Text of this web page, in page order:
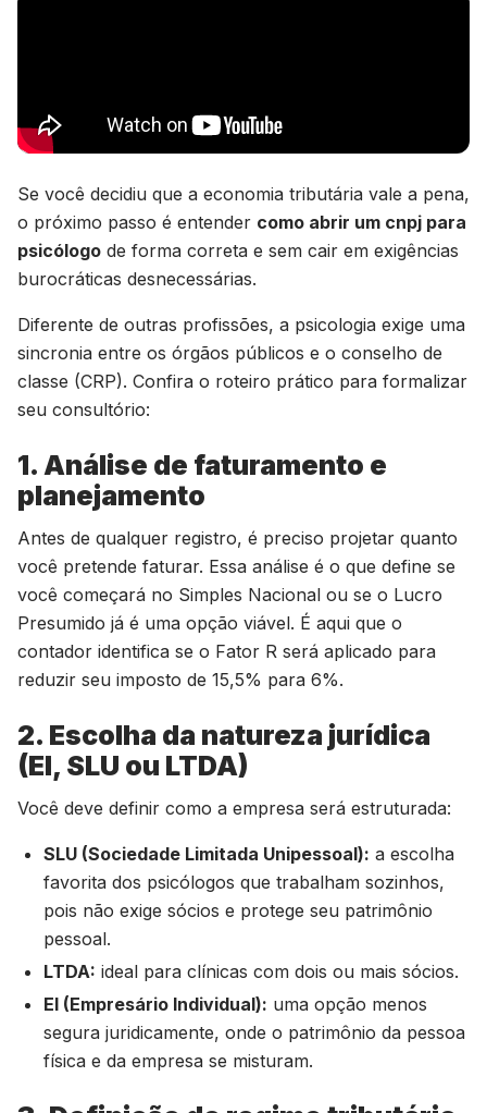
Se você decidiu que a economia tributária vale a pena,
o próximo passo é entender como abrir um cnpj para
psicólogo de forma correta e sem cair em exigências
burocráticas desnecessárias.
Diferente de outras profissões, a psicologia exige uma
sincronia entre os órgãos públicos e o conselho de
classe (CRP). Confira o roteiro prático para formalizar
seu consultório:
1. Análise de faturamento e
planejamento
Antes de qualquer registro, é preciso projetar quanto
você pretende faturar. Essa análise é o que define se
você começará no Simples Nacional ou se o Lucro
Presumido já é uma opção viável. É aqui que o
contador identifica se o Fator R será aplicado para
reduzir seu imposto de 15,5% para 6%.
2. Escolha da natureza jurídica
(EI, SLU ou LTDA)
Você deve definir como a empresa será estruturada:
SLU (Sociedade Limitada Unipessoal): a escolha
favorita dos psicólogos que trabalham sozinhos,
pois não exige sócios e protege seu patrimônio
pessoal.
LTDA: ideal para clínicas com dois ou mais sócios.
EI (Empresário Individual): uma opção menos
segura juridicamente, onde o patrimônio da pessoa
física e da empresa se misturam.